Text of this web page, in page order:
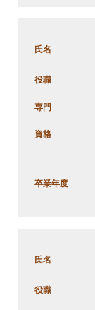
氏名
役職
専門
資格
卒業年度
氏名
役職